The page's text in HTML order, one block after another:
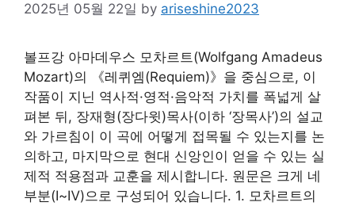
2025년 05월 22일 by ariseshine2023
볼프강 아마데우스 모차르트(Wolfgang Amadeus
Mozart)의 《레퀴엠(Requiem)》을 중심으로, 이
작품이 지닌 역사적·영적·음악적 가치를 폭넓게 살
펴본 뒤, 장재형(장다윗)목사(이하 ‘장목사’)의 설교
와 가르침이 이 곡에 어떻게 접목될 수 있는지를 논
의하고, 마지막으로 현대 신앙인이 얻을 수 있는 실
제적 적용점과 교훈을 제시합니다. 원문은 크게 네
부분(Ⅰ~Ⅳ)으로 구성되어 있습니다. 1. 모차르트의